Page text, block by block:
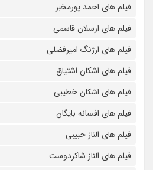
فیلم های احمد پورمخبر
فیلم های ارسلان قاسمی
فیلم های ارژنگ امیرفضلی
فیلم های اشکان اشتیاق
فیلم های اشکان خطیبی
فیلم های افسانه بایگان
فیلم های الناز حبیبی
فیلم های الناز شاکردوست